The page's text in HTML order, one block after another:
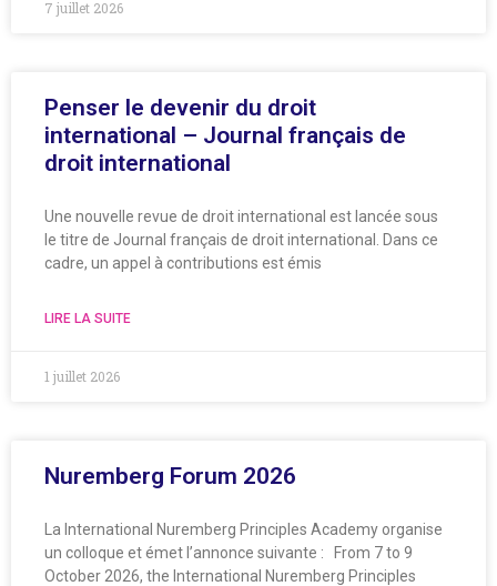
7 juillet 2026
Penser le devenir du droit
international – Journal français de
droit international
Une nouvelle revue de droit international est lancée sous
le titre de Journal français de droit international. Dans ce
cadre, un appel à contributions est émis
LIRE LA SUITE
1 juillet 2026
Nuremberg Forum 2026
La International Nuremberg Principles Academy organise
un colloque et émet l’annonce suivante : From 7 to 9
October 2026, the International Nuremberg Principles